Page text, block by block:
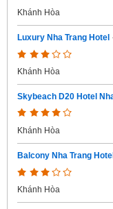
Khánh Hòa
Luxury Nha Trang Hotel
Khánh Hòa
Skybeach D20 Hotel
Khánh Hòa
Balcony Nha Trang Hotel
Khánh Hòa